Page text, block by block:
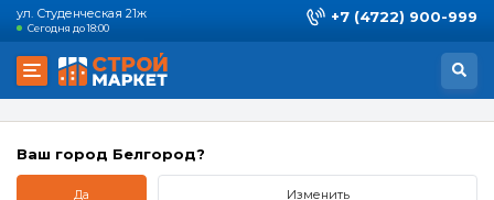
ул. Студенческая 21ж
Сегодня до 18:00
+7 (4722) 900-999
Ваш город Белгород?
Да Изменить